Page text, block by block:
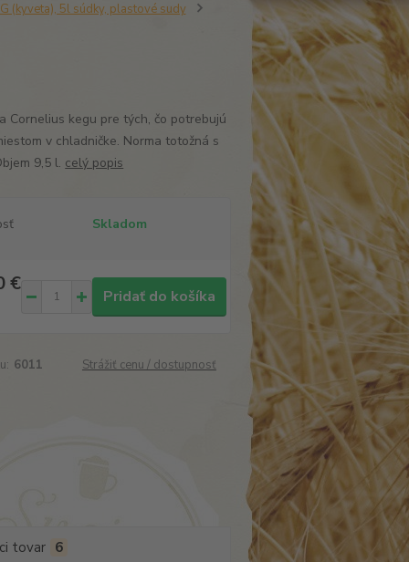
(kyveta), 5l súdky, plastové sudy
Cornelius kegu pre tých, čo potrebujú
v chladničke. Norma totožná s
9,5 l. celý popis
Skladom
€
Pridať do košíka
6011 Strážiť cenu / dostupnosť
tovar 6